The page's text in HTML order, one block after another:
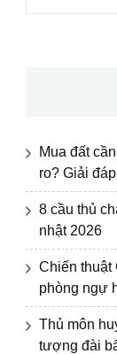
kiếm
Mua đất
ro? Giải
8 cầu thủ
nhật 2026
Chiến thuật
phòng ngự
Thủ môn
tượng đài